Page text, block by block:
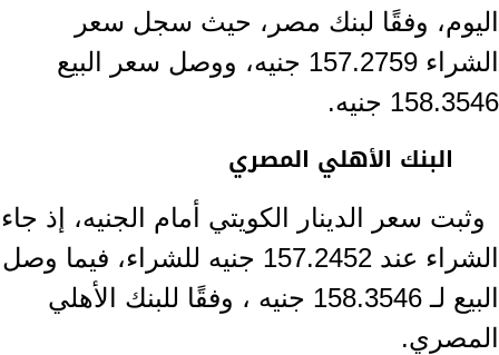
اليوم، وفقًا لبنك مصر، حيث سجل سعر
الشراء 157.2759 جنيه، ووصل سعر البيع
158.3546 جنيه.
البنك الأهلي المصري
وثبت سعر الدينار الكويتي أمام الجنيه، إذ جاء
الشراء عند 157.2452 جنيه للشراء، فيما وصل
البيع لـ 158.3546 جنيه ، وفقًا للبنك الأهلي
المصري.